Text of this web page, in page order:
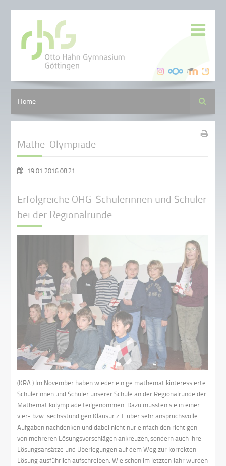
Home Suche
Mathe-Olympiade
19.01.2016 08:21
Erfolgreiche OHG-Schülerinnen und Schüler
bei der Regionalrunde
(KRA.) Im November haben wieder einige mathematikinteressierte
Schülerinnen und Schüler unserer Schule an der Regionalrunde der
Mathematikolympiade teilgenommen. Dazu mussten sie in einer
vier- bzw. sechsstündigen Klausur z.T. über sehr anspruchsvolle
Aufgaben nachdenken und dabei nicht nur einfach den richtigen
von mehreren Lösungsvorschlägen ankreuzen, sondern auch ihre
Lösungsansätze und Überlegungen auf dem Weg zur korrekten
Lösung ausführlich aufschreiben. Wie schon im letzten Jahr wurden